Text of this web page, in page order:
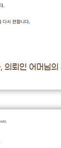
의뢰인 어머님의